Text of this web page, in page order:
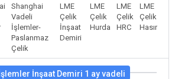
Shanghai
Vadeli
İşlemler-
Paslanmaz
Çelik
LME
Çelik
İnşaat
Demiri
LME
Çelik
Hurda
LME
Çelik
HRC
LME
Çelik
Hasır
İnşaat Demiri 1 ay vadeli